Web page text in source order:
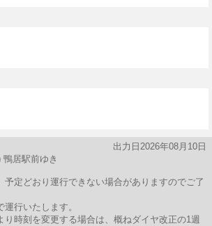
出力日2026年08月10日
居駅前ゆき
定どおり運行できない場合がありますのでご了
行いたします。
り時刻を変更する場合は、概ねダイヤ改正の1週